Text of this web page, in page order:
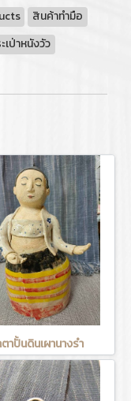
สินค้าทำมือ
เป่าหนังวัว
าปั้นดินเผานางรำ